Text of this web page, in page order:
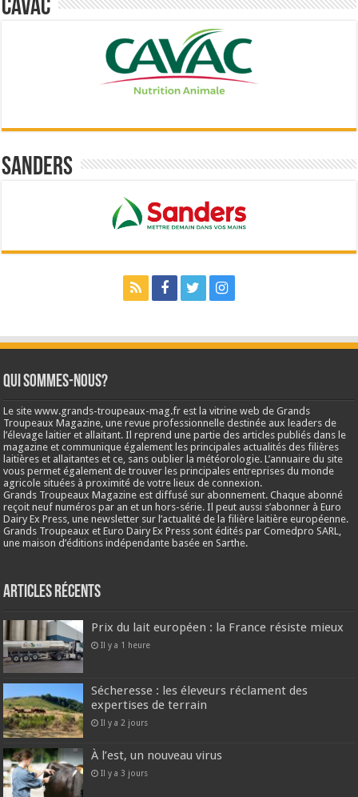
Cavac
Sanders
Qui sommes-nous?
Le site www.grands-troupeaux-mag.fr est la vitrine web de Grands
Troupeaux Magazine, une revue professionnelle destinée aux leaders de
l’élevage laitier et allaitant. Il reprend une partie des articles publiés dans le
magazine et communique également les principales actualités des filières
laitières et allaitantes et ce, sans oublier la météorologie. L’annuaire du site
vous permet également de trouver les principales entreprises du monde
agricole situées à proximité de votre lieux de connexion.
Grands Troupeaux Magazine est diffusé sur abonnement. Chaque abonné
reçoit neuf numéros par an et un hors-série. Il peut aussi s’abonner à Euro
Dairy Ex Press, une newsletter sur l’actualité de la filière laitière européenne.
Grands Troupeaux et Euro Dairy Ex Press sont édités par Comedpro SARL,
une maison d’éditions indépendante basée en Sarthe.
Articles récents
Prix du lait européen : la France résiste mieux
Il y a 1 heure
Sécheresse : les éleveurs réclament des
expertises de terrain
Il y a 2 jours
À l’est, un nouveau virus
Il y a 3 jours